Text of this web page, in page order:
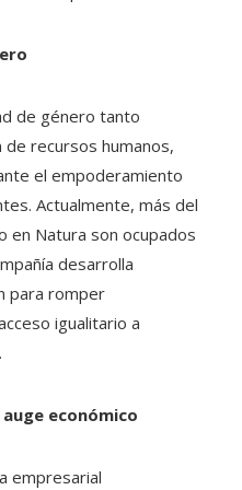
de género tanto
recursos humanos,
el empoderamiento
Actualmente, más del
en Natura son ocupados
desarrolla
para romper
igualitario a
económico
empresarial